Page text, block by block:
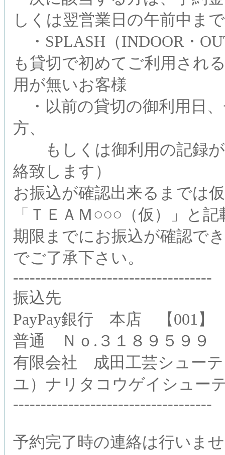
しくは翌営業日の午前中ま
・SPLASH（INDOOR・
も貸切で初めてご利用され
用が無いお客様
・以前の貸切の御利用日
方、
もしくは御利用の記録が
絡致します）
お振込が確認出来るまでは
「ＴＥＡＭ○○○（仮）」と
期限までにお振込が確認で
でご了承下さい。
------------------------------------
振込先
PayPay銀行 本店 【001】
普通 Ｎｏ.３１８９５９９
有限会社 成田工芸シュー
ユ）ナリタコウゲイシュー
------------------------------------
予約完了時の連絡は行いま